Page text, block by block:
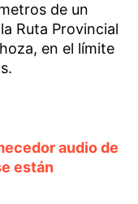
de un
Ruta Provincial
en el límite
audio de
están